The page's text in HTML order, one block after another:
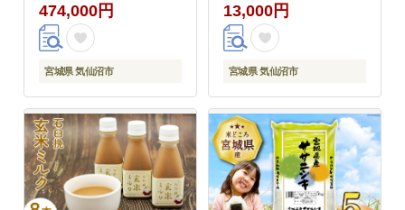
めぼれ ブランド米 お米
ごはん 宮城
474,000円
宮城県 気仙沼市
お カツオ おかず 常温
詰め合わせ 煮付け 角煮
13,000円
宮城県 気仙沼市